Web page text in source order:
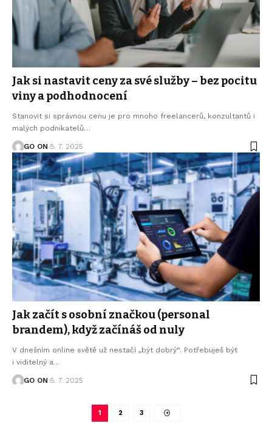
Jak si nastavit ceny za své služby – bez pocitu
viny a podhodnocení
Stanovit si správnou cenu je pro mnoho freelancerů, konzultantů i
malých podnikatelů…
GO ON 5. 7. 2025
Jak začít s osobní značkou (personal
brandem), když začínáš od nuly
V dnešním online světě už nestačí „být dobrý“. Potřebuješ být
i viditelný a…
GO ON 5. 7. 2025
1 2 3